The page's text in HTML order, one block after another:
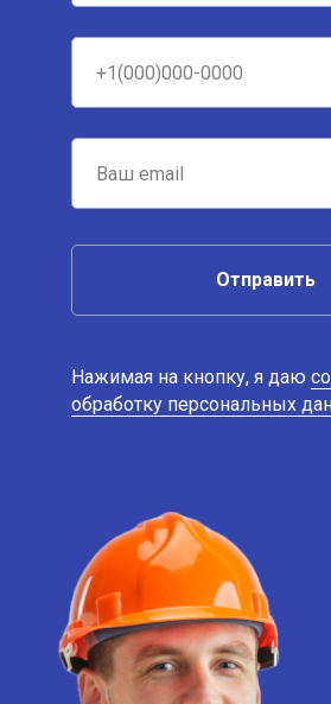
Отправить
Нажимая на кнопку, я даю
обработку персональных